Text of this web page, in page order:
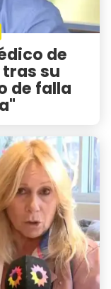
de
su
de falla